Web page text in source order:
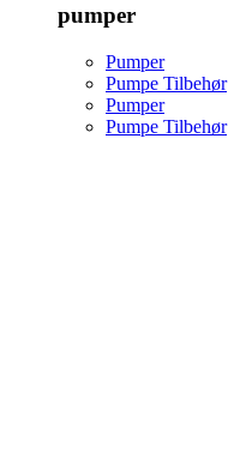
pumper
Pumper
Pumpe Tilbehør
Pumper
Pumpe Tilbehør